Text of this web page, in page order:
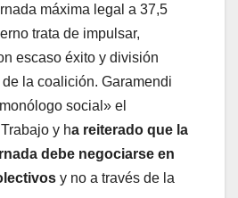
máxima legal a 37,5
trata de impulsar,
escaso éxito y división
la coalición. Garamendi
social» el
y ha reiterado que la
debe negociarse en
y no a través de la